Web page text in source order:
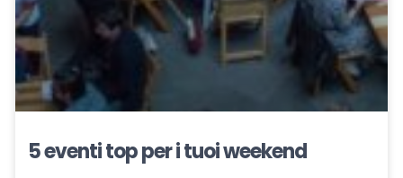
5 eventi top per i tuoi weekend